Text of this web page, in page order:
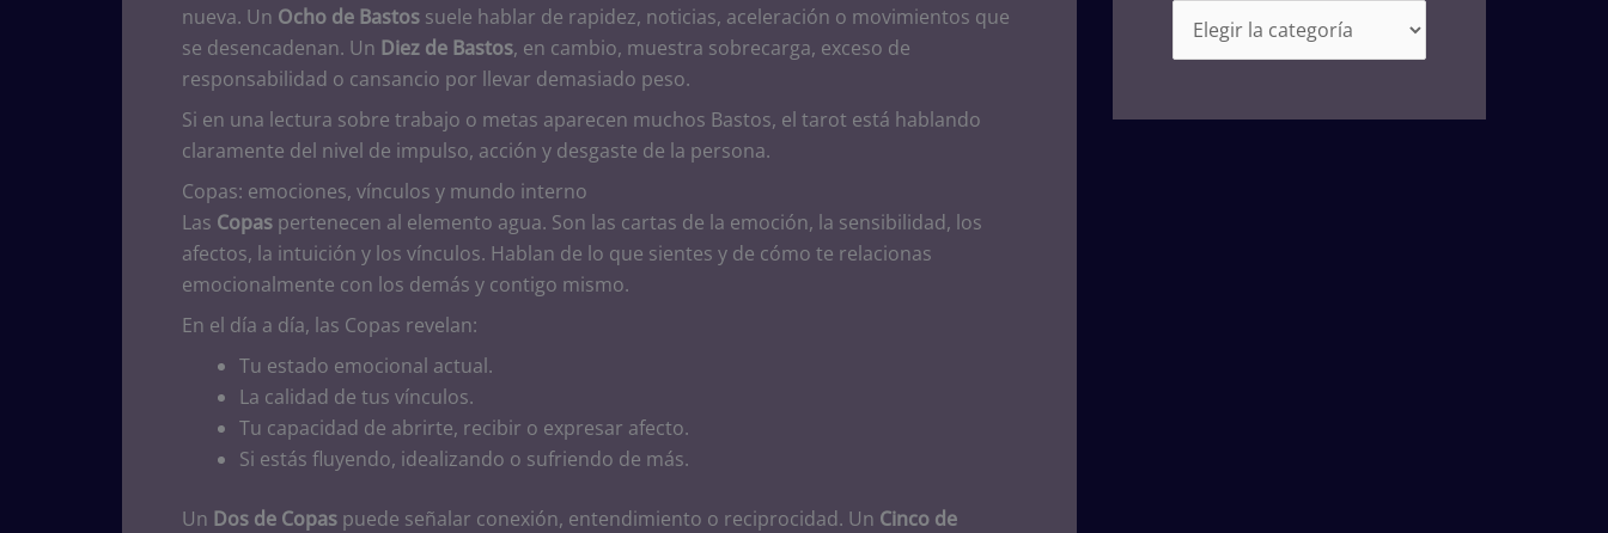
nueva. Un Ocho de Bastos suele hablar de rapidez, noticias, aceleración o movimientos que
se desencadenan. Un Diez de Bastos, en cambio, muestra sobrecarga, exceso de
responsabilidad o cansancio por llevar demasiado peso.
Si en una lectura sobre trabajo o metas aparecen muchos Bastos, el tarot está hablando
claramente del nivel de impulso, acción y desgaste de la persona.
Copas: emociones, vínculos y mundo interno
Las Copas pertenecen al elemento agua. Son las cartas de la emoción, la sensibilidad, los
afectos, la intuición y los vínculos. Hablan de lo que sientes y de cómo te relacionas
emocionalmente con los demás y contigo mismo.
En el día a día, las Copas revelan:
Tu estado emocional actual.
La calidad de tus vínculos.
Tu capacidad de abrirte, recibir o expresar afecto.
Si estás fluyendo, idealizando o sufriendo de más.
Un Dos de Copas puede señalar conexión, entendimiento o reciprocidad. Un Cinco de